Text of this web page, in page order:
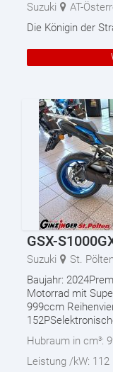
Suzuki
AT-
Die Königin der
GSX-
Suzuki
St. Pölten
Baujahr:
Motorrad mit
999ccm
Hubraum in cm³:
Leistung /kW: 112